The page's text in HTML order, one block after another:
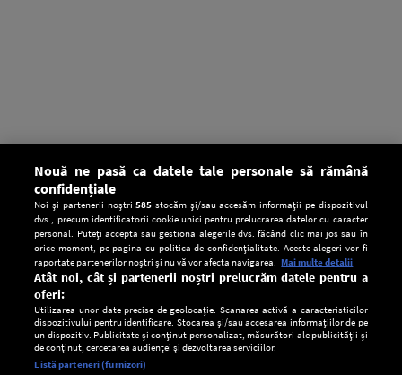
Setări:
Nouă ne pasă ca datele tale personale să rămână
confidențiale
Noi și partenerii noștri585 stocăm și/sau accesăm informații pe dispozitivul
dvs., precum identificatorii cookie unici pentru prelucrarea datelor cu caracter
personal. Puteți accepta sau gestiona alegerile dvs. făcând clic mai jos sau în
orice moment, pe pagina cu politica de confidențialitate. Aceste alegeri vor fi
raportate partenerilor noștri și nu vă vor afecta navigarea. Mai multe detalii
Atât noi, cât și partenerii noștri prelucrăm datele pentru a
oferi:
Utilizarea unor date precise de geolocație. Scanarea activă a caracteristicilor
dispozitivului pentru identificare. Stocarea și/sau accesarea informațiilor de pe
un dispozitiv. Publicitate și conținut personalizat, măsurători ale publicității și
de conținut, cercetarea audienței și dezvoltarea serviciilor.
Listă parteneri (furnizori)